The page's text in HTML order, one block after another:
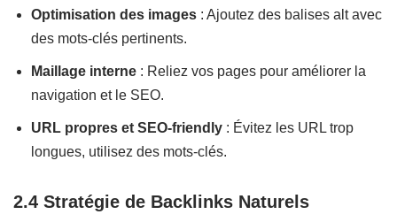
Optimisation des images : Ajoutez des balises alt avec
des mots-clés pertinents.
Maillage interne : Reliez vos pages pour améliorer la
navigation et le SEO.
URL propres et SEO-friendly : Évitez les URL trop
longues, utilisez des mots-clés.
2.4 Stratégie de Backlinks Naturels